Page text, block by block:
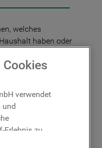
welches
haben oder
wir bei Bauknecht
Bei No Frost
verwendet
und
Erlebnis zu